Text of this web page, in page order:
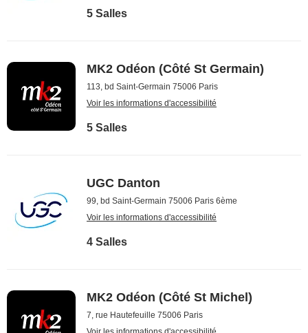
5 Salles
MK2 Odéon (Côté St Germain)
113, bd Saint-Germain 75006 Paris
Voir les informations d'accessibilité
5 Salles
UGC Danton
99, bd Saint-Germain 75006 Paris 6ème
Voir les informations d'accessibilité
4 Salles
MK2 Odéon (Côté St Michel)
7, rue Hautefeuille 75006 Paris